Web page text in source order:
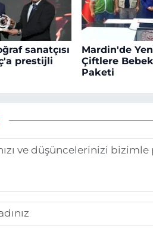
sanatçısı
prestijli
Mardin'de
Çiftlere
Paketi